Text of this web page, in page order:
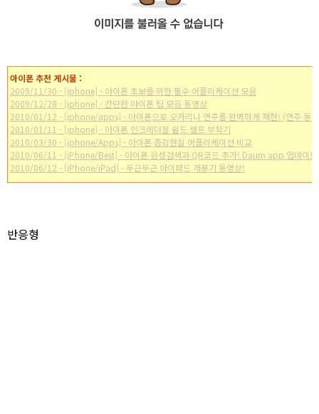
아이폰 추천 게시물 :
2009/11/30 - [iphone] - 아이폰 초보를 위한 필수 어플리케이션 모음
2009/12/28 - [iphone] - 간단한 아이폰 팁 모음 동영상
2010/01/12 - [iphone/apps] - 아이폰으로 오카리나 연주를 완벽하게 재현! (연주 동
2010/01/11 - [iphone] - 아이폰 인크레더블 쉴드 셀프 부착기
2010/03/30 - [iphone/Apps] - 아이폰 증강현실 어플리케이션 비교
2010/06/11 - [iPhone/Best] - 아이폰 음성검색과 QR코드 추가! Daum app 업데이트
2010/06/12 - [iPhone/iPad] - 두근두근 아이패드 개봉기 동영상!
반응형